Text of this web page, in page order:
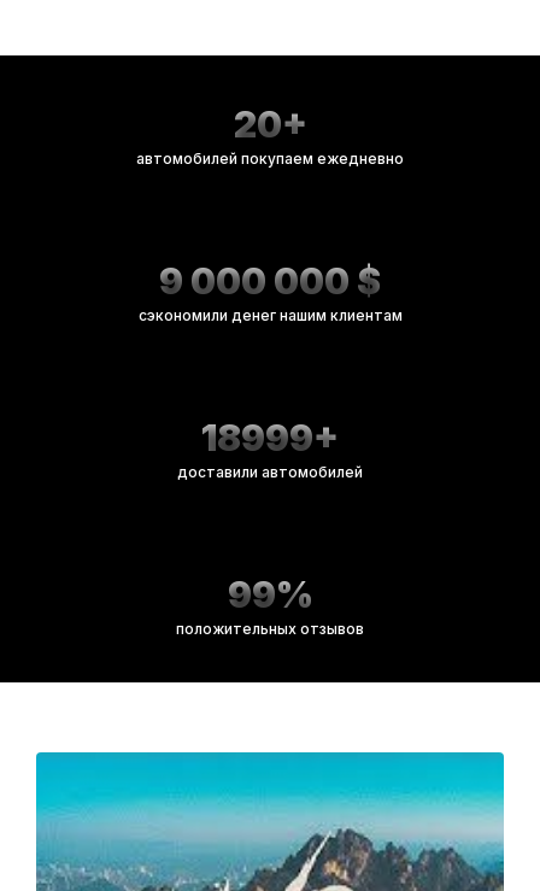
20+
автомобилей покупаем ежедневно
9 000 000 $
сэкономили денег нашим клиентам
18999+
доставили автомобилей
99%
положительных отзывов